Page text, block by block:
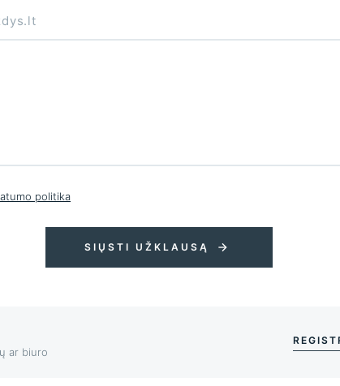
politika
SIŲSTI UŽKLAUSĄ
ar biuro